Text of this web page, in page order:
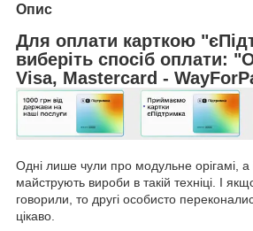
Опис
Для оплати карткою
виберіть спосіб оплати:
Visa, Mastercard -
Одні лише чули про модульне орігамі, а
майструють вироби в такій техніці. І
говорили, то другі особисто
цікаво.